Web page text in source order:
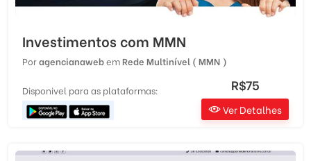
Investimentos com MMN
PoragencianawebemRede Multinível ( MMN )
Disponivel para as plataformas: R$75
Ver Detalhes